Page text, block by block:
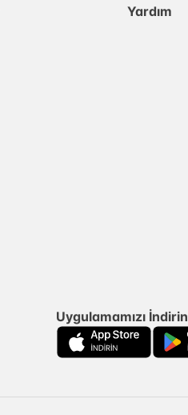
Yardım
Uygulamamızı İndirin